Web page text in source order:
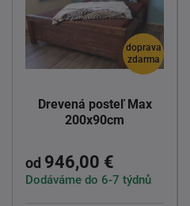
doprava
zdarma
Drevená posteľ Max
200x90cm
od 946,00 €
Dodáváme do 6-7 týdnů